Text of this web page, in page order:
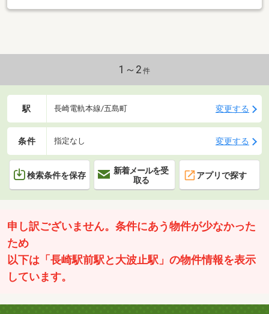
1～2 件
駅 長崎電軌本線/五島町 変更する
条件 指定なし 変更する
検索条件を保存
新着メールを受
取る
アプリで探す
申し訳ございません。条件にあう物件が少なかった
ため
以下は「長崎駅前駅と大波止駅」の物件情報を表示
しています。